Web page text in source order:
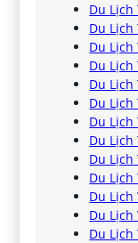
Du Lịch
Du Lịch
Du Lịch
Du Lịch
Du
Du Lịch
Du Lịch
Du Lịch
Du
Du Lịch
Du Lịch
Du Lịch
Du Lịch